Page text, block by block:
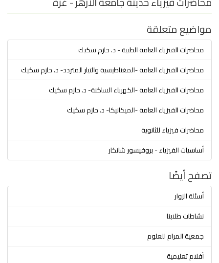
مواضيع متعلقة
محاضرات الفيزياء العامة الطبية - د. حازم سكيك
محاضرات الفيزياء العامة -المغناطيسية والتيار المتردد- د. حازم سكيك
محاضرات الفيزياء العامة -الكهرباء الساكنة- د. حازم سكيك
محاضرات الفيزياء العامة -الميكانيكا- د. حازم سكيك
محاضرات فيزياء للثانوية
أساسيات الفيزياء - بروفيسور شانكار
تصفح أيضًا
أسئلة الزوار
نشاطات طلابنا
جمعية المرام للعلوم
أفلام تعليمية